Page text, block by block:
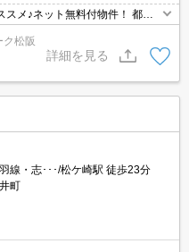
メ♪ネット無料付物件！ 都市
えられます！ガス代が気になる
ク松阪
詳細を見る
線・志･･･/松ケ崎駅 徒歩23分
町